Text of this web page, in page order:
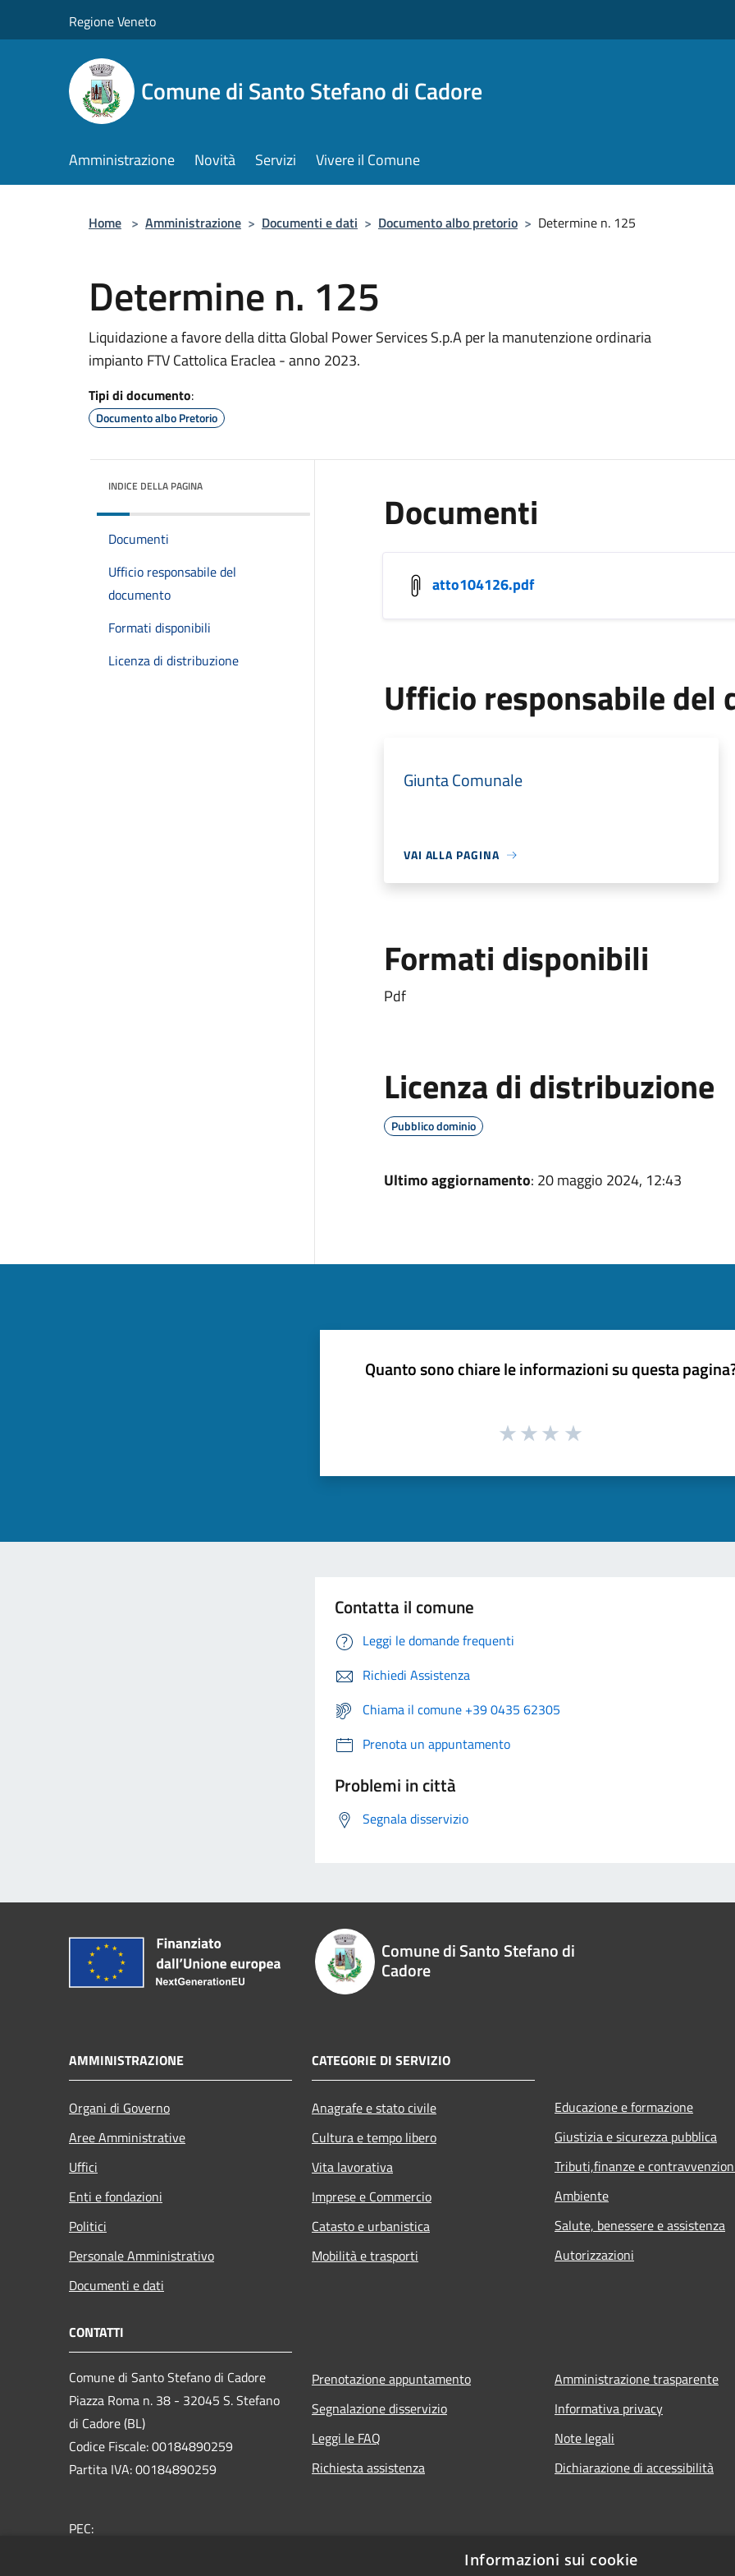
Regione Veneto
Comune di Santo Stefano di Cadore
Amministrazione Novità Servizi Vivere il Comune
Home > Amministrazione > Documenti e dati > Documento albo pretorio > Determine n. 125
Determine n. 125
Liquidazione a favore della ditta Global Power Services S.p.A per la manutenzione ordinaria
impianto FTV Cattolica Eraclea - anno 2023.
Tipi di documento:
Documento albo Pretorio
INDICE DELLA PAGINA
Documenti
Ufficio responsabile del
documento
Formati disponibili
Licenza di distribuzione
Documenti
atto104126.pdf
Ufficio responsabile del
Giunta Comunale
VAI ALLA PAGINA
Formati disponibili
Pdf
Licenza di distribuzione
Pubblico dominio
Ultimo aggiornamento: 20 maggio 2024, 12:43
Quanto sono chiare le informazioni su questa
Contatta il comune
Leggi le domande frequenti
Richiedi Assistenza
Chiama il comune +39 0435 62305
Prenota un appuntamento
Problemi in città
Segnala disservizio
Comune di Santo Stefano di
Cadore
AMMINISTRAZIONE
Organi di Governo
Aree Amministrative
Uffici
Enti e fondazioni
Politici
Personale Amministrativo
Documenti e dati
CATEGORIE DI SERVIZIO
Anagrafe e stato civile
Cultura e tempo libero
Vita lavorativa
Imprese e Commercio
Catasto e urbanistica
Mobilità e trasporti
Educazione e formazione
Giustizia e sicurezza pubblica
Tributi,finanze e
Ambiente
Salute, benessere e assistenza
Autorizzazioni
CONTATTI
Comune di Santo Stefano di Cadore
Piazza Roma n. 38 - 32045 S. Stefano
di Cadore (BL)
Codice Fiscale: 00184890259
Partita IVA: 00184890259
PEC:
Prenotazione appuntamento
Segnalazione disservizio
Leggi le FAQ
Richiesta assistenza
Amministrazione trasparente
Informativa privacy
Note legali
Dichiarazione di accessibilità
Informazioni sui cookie